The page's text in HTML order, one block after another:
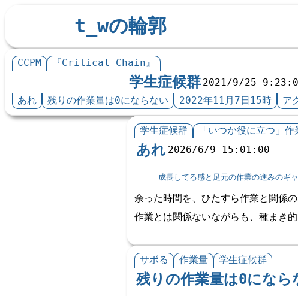
t_wの輪郭
CCPM 『Critical Chain』
学生症候群 2021/9/25
あれ
残りの作業量は0にならない 2022年11月7日15時 ア
学生症候群 「いつか役に立つ」
あれ 2026/6/9 15:01:00
成長してる感と足元の作業の進みのギ
余った時間を、ひたすら作業と関係
作業とは関係ないながらも、種まき
サボる 作業量 学生症候群
残りの作業量は0になら